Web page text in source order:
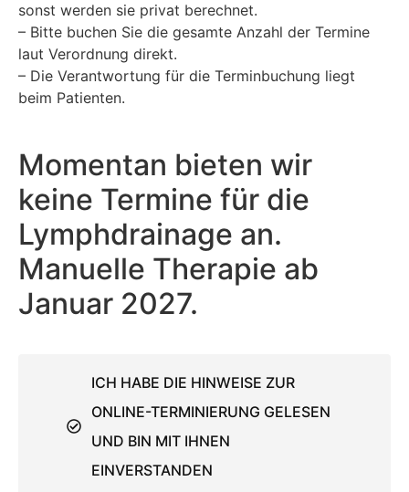
sonst werden sie privat berechnet.
– Bitte buchen Sie die gesamte Anzahl der Termine
laut Verordnung direkt.
– Die Verantwortung für die Terminbuchung liegt
beim Patienten.
Momentan bieten wir
keine Termine für die
Lymphdrainage an.
Manuelle Therapie ab
Januar 2027.
ICH HABE DIE HINWEISE ZUR
ONLINE-TERMINIERUNG GELESEN
UND BIN MIT IHNEN
EINVERSTANDEN